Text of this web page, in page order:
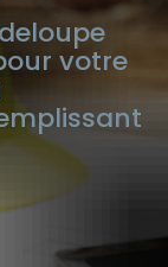
votre